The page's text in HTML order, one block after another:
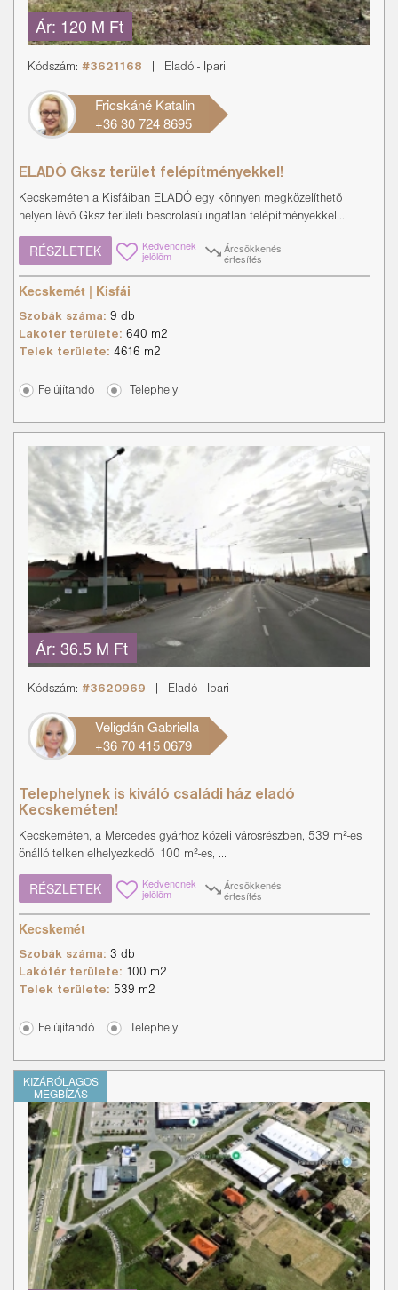
Ár: 120 M Ft
Kódszám: #3621168 Eladó - Ipari
Fricskáné Katalin
+36 30 724 8695
ELADÓ Gksz terület felépítményekkel!
Kecskeméten a Kisfáiban ELADÓ egy könnyen megközelíthető
helyen lévő Gksz területi besorolású ingatlan felépítményekkel....
RÉSZLETEK Kedvencnek
jelölöm
Árcsökkenés
értesítés
Kecskemét | Kisfái
Szobák száma: 9 db
Lakótér területe: 640 m2
Telek területe: 4616 m2
Felújítandó Telephely
Ár: 36.5 M Ft
Kódszám: #3620969 Eladó - Ipari
Veligdán Gabriella
+36 70 415 0679
Telephelynek is kiváló családi ház eladó
Kecskeméten!
Kecskeméten, a Mercedes gyárhoz közeli városrészben, 539 m²-es
önálló telken elhelyezkedő, 100 m²-es, ...
RÉSZLETEK Kedvencnek
jelölöm
Árcsökkenés
értesítés
Kecskemét
Szobák száma: 3 db
Lakótér területe: 100 m2
Telek területe: 539 m2
Felújítandó Telephely
KIZÁRÓLAGOS
MEGBÍZÁS